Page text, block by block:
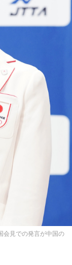
会見での発言が中国の